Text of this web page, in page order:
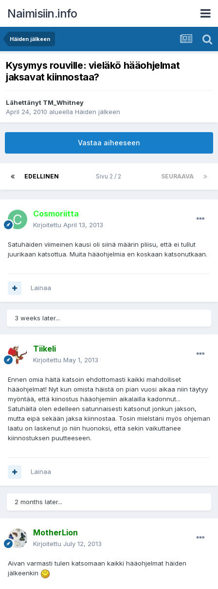
Naimisiin.info
Häiden jälkeen
Kysymys rouville: vieläkö hääohjelmat
jaksavat kiinnostaa?
Lähettänyt TM_Whitney
April 24, 2010 alueella Häiden jälkeen
Vastaa aiheeseen
EDELLINEN SEURAAVA
Sivu 2 / 2
Cosmoriitta
Kirjoitettu April 13, 2013
Satuhäiden viimeinen kausi oli siinä määrin pliisu, että ei tullut
juurikaan katsottua. Muita hääohjelmia en koskaan katsonutkaan.
Lainaa
3 weeks later...
Tiikeli
Kirjoitettu May 1, 2013
Ennen omia häitä katsoin ehdottomasti kaikki mahdolliset
hääohjelmat! Nyt kun omista häistä on pian vuosi aikaa niin täytyy
myöntää, että kiinostus hääohjemiin aikalailla kadonnut...
Satuhäitä olen edelleen satunnaisesti katsonut jonkun jakson,
mutta eipä sekään jaksa kiinnostaa. Tosin mielstäni myös ohjeman
laatu on laskenut jo niin huonoksi, että sekin vaikuttanee
kiinnostuksen puutteeseen.
Lainaa
2 months later...
MotherLion
Kirjoitettu July 12, 2013
Aivan varmasti tulen katsomaan kaikki hääohjelmat häiden
jälkeenkin